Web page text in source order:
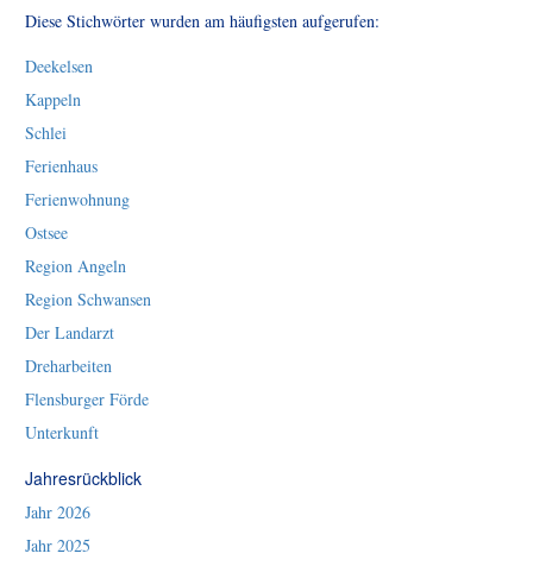
Diese Stichwörter wurden am häufigsten aufgerufen:
Deekelsen
Kappeln
Schlei
Ferienhaus
Ferienwohnung
Ostsee
Region Angeln
Region Schwansen
Der Landarzt
Dreharbeiten
Flensburger Förde
Unterkunft
Jahresrückblick
Jahr 2026
Jahr 2025